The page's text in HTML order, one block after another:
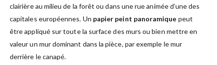
clairière au milieu de la forêt ou dans une rue animée d’une des
capitales européennes. Un papier peint panoramique peut
être appliqué sur toute la surface des murs ou bien mettre en
valeur un mur dominant dans la pièce, par exemple le mur
derrière le canapé.